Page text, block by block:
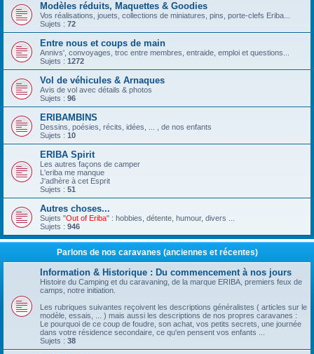
Modèles réduits, Maquettes & Goodies
Vos réalisations, jouets, collections de miniatures, pins, porte-clefs Eriba...
Sujets : 72
Entre nous et coups de main
Annivs', convoyages, troc entre membres, entraide, emploi et questions...
Sujets : 1272
Vol de véhicules & Arnaques
Avis de vol avec détails & photos
Sujets : 96
ERIBAMBINS
Dessins, poésies, récits, idées, ... , de nos enfants
Sujets : 10
ERIBA Spirit
Les autres façons de camper
L'eriba me manque
J'adhère à cet Esprit
Sujets : 51
Autres choses...
Sujets "Out of Eriba" : hobbies, détente, humour, divers ...
Sujets : 946
Parlons de nos caravanes (anciennes et récentes)
Information & Historique : Du commencement à nos jours
Histoire du Camping et du caravaning, de la marque ERIBA, premiers feux de
camps, notre initiation.
Les rubriques suivantes reçoivent les descriptions généralistes ( articles sur le
modèle, essais, ... ) mais aussi les descriptions de nos propres caravanes :
Le pourquoi de ce coup de foudre, son achat, vos petits secrets, une journée
dans votre résidence secondaire, ce qu'en pensent vos enfants ...
Sujets : 38